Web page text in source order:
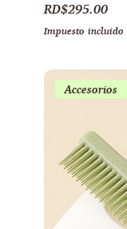
Precio
RD$295.00
Impuesto incluido
Accesorios